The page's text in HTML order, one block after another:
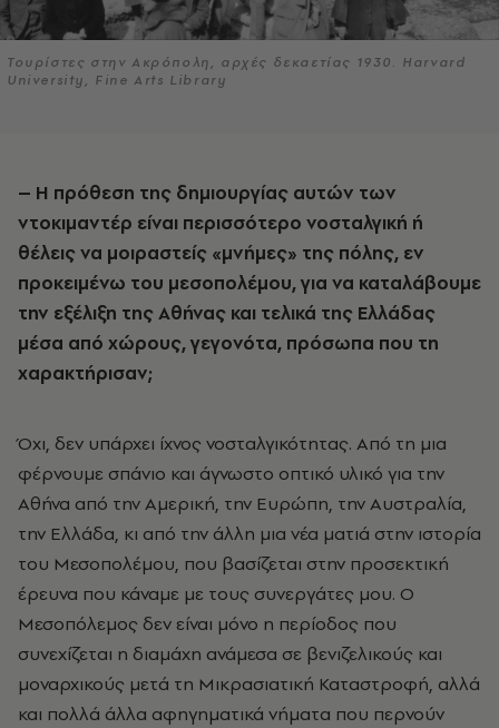
Τουρίστες στην Ακρόπολη, αρχές δεκαετίας 1930. Harvard
University, Fine Arts Library
– Η πρόθεση της δημιουργίας αυτών των
ντοκιμαντέρ είναι περισσότερο νοσταλγική ή
θέλεις να μοιραστείς «μνήμες» της πόλης, εν
προκειμένω του μεσοπολέμου, για να καταλάβουμε
την εξέλιξη της Αθήνας και τελικά της Ελλάδας
μέσα από χώρους, γεγονότα, πρόσωπα που τη
χαρακτήρισαν;
Όχι, δεν υπάρχει ίχνος νοσταλγικότητας. Από τη μια
φέρνουμε σπάνιο και άγνωστο οπτικό υλικό για την
Αθήνα από την Αμερική, την Ευρώπη, την Αυστραλία,
την Ελλάδα, κι από την άλλη μια νέα ματιά στην ιστορία
του Μεσοπολέμου, που βασίζεται στην προσεκτική
έρευνα που κάναμε με τους συνεργάτες μου. Ο
Μεσοπόλεμος δεν είναι μόνο η περίοδος που
συνεχίζεται η διαμάχη ανάμεσα σε βενιζελικούς και
μοναρχικούς μετά τη Μικρασιατική Καταστροφή, αλλά
και πολλά άλλα αφηγηματικά νήματα που περνούν